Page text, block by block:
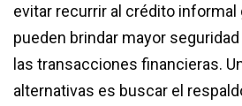
evitar recurrir al crédito informal
pueden brindar mayor
las transacciones financieras.
alternativas es buscar el